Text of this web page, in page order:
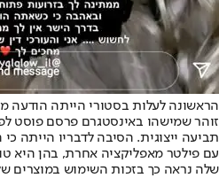
הראשונה לעלות בסטורי הייתה הודעה
זוהר שמישהו באינסטגרם פרסם פוסט
תביעה ייצוגית. הסיבה לדבריו הייתה
עם פילטר מאפליקציה אחרת, בהן היא
שלה נראה כך בזכות השימוש במוצרים